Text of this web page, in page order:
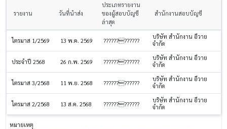
รายงาน วันที่นำส่ง
ประเภทรายงาน
ของผู้สอบบัญชี
ล่าสุด
สำนักงานสอบบัญชี
ไตรมาส 1/2569 13 พ.ค. 2569 ????????????
บริษัท สำนักงาน อีวาย
จำกัด
ประจำปี 2568 26 ก.พ. 2569 ????????????
บริษัท สำนักงาน อีวาย
จำกัด
ไตรมาส 3/2568 11 พ.ย. 2568 ????????????
บริษัท สำนักงาน อีวาย
จำกัด
ไตรมาส 2/2568 13 ส.ค. 2568 ????????????
บริษัท สำนักงาน อีวาย
จำกัด
หมายเหตุ